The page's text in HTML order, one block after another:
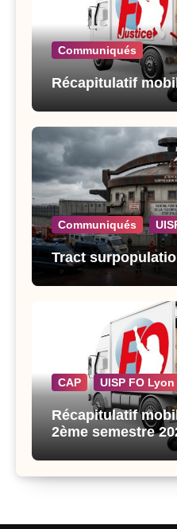
Communiqués
Récapitulatif
Communiqués
Tract
CAP UISP FO Lyon
Récapitulatif
2ème semestre